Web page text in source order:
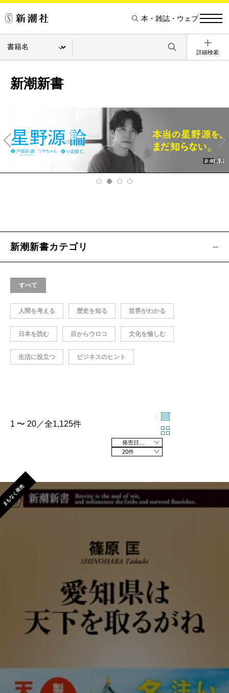
本・雑誌・ウェブ
詳細検索
新潮新書
v
Ne
xt
新潮新書カテゴリ
すべて
人間を考える 歴史を知る 世界がわかる
日本を読む 目からウロコ 文化を愉しむ
生活に役立つ ビジネスのヒント
1 〜 20／全1,125件
20件
まもなく発売